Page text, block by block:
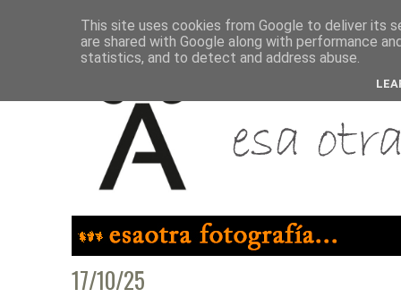
17/10/25
This site uses cookies from Google to deliver its
are shared with Google along with performance
statistics, and to detect and address abuse.